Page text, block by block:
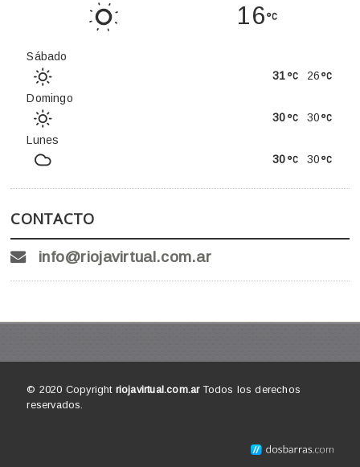
16
Sábado
26
31
Domingo
30
30
Lunes
30
30
CONTACTO
info@riojavirtual.com.ar
© 2020 Copyright riojavirtual.com.arTodos los derechos
reservados.